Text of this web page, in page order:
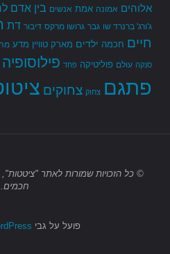
אלוהים אמונה אמת אנשים בין אדם
ג'ורג' ברנרד שו גבר גרושו מרקס דיבור דת
חיים חכמה ילדים מארק טוויין מדע
סנקה עולם פוליטיקה פחד פילוסופיה
פתגם צחוק צחוקים
© כל הזכויות שמורות לאתר "ציטטות",
חכמים.
פועל על גבי